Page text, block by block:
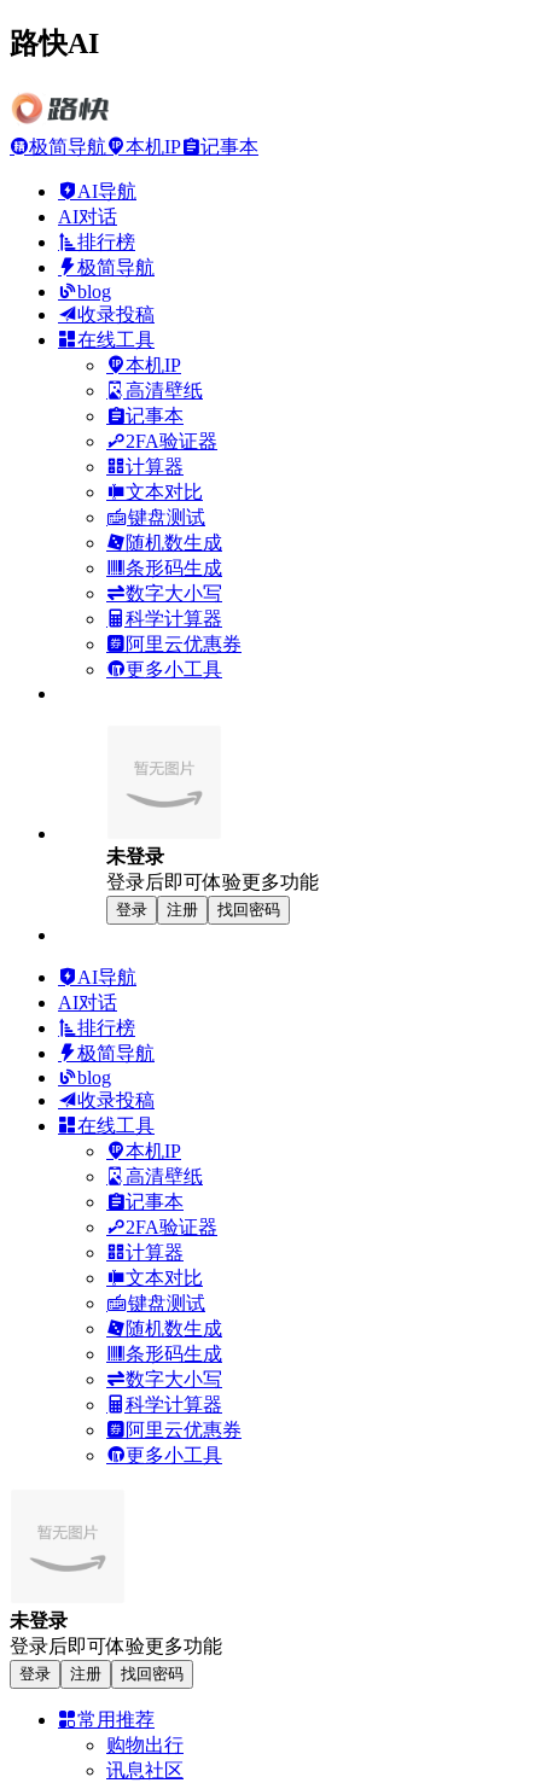
路快AI
极简导航 本机IP 记事本
AI导航
AI对话
排行榜
极简导航
blog
收录投稿
在线工具
本机IP
高清壁纸
记事本
2FA验证器
计算器
文本对比
键盘测试
随机数生成
条形码生成
数字大小写
科学计算器
阿里云优惠券
更多小工具
未登录
登录后即可体验更多功能
登录 注册 找回密码
AI导航
AI对话
排行榜
极简导航
blog
收录投稿
在线工具
本机IP
高清壁纸
记事本
2FA验证器
计算器
文本对比
键盘测试
随机数生成
条形码生成
数字大小写
科学计算器
阿里云优惠券
更多小工具
未登录
登录后即可体验更多功能
登录 注册 找回密码
常用推荐
购物出行
讯息社区